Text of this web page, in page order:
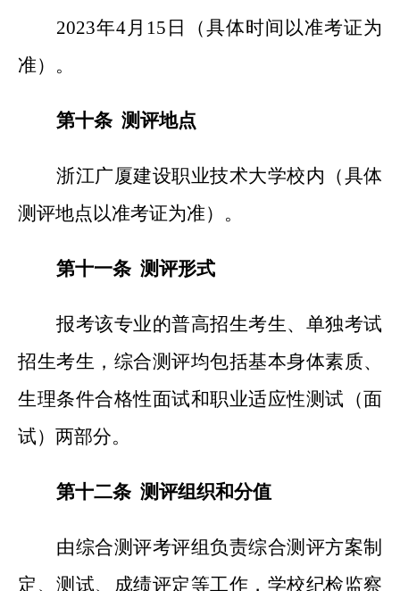
2023年4月15日（具体时间以准考证为
准）。
第十条 测评地点
浙江广厦建设职业技术大学校内（具体
测评地点以准考证为准）。
第十一条 测评形式
报考该专业的普高招生考生、单独考试
招生考生，综合测评均包括基本身体素质、
生理条件合格性面试和职业适应性测试（面
试）两部分。
第十二条 测评组织和分值
由综合测评考评组负责综合测评方案制
定、测试、成绩评定等工作，学校纪检监察